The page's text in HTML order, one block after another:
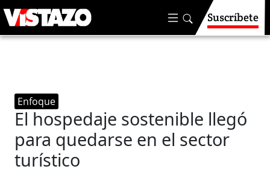
Suscríbete
Enfoque
El hospedaje sostenible llegó
para quedarse en el sector
turístico